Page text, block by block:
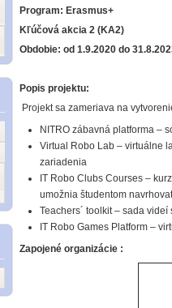
Program: Erasmus+
Kľúčová akcia 2 (KA2)
Obdobie: od 1.9.2020 do
Popis projektu:
Projekt sa zameriava na
NITRO zábavná platforma –
Virtual Robo Lab – virtuálne
zariadenia
IT Robo Clubs Courses –
umožnia študentom
Teachers´ toolkit – sada
IT Robo Games Platform –
Zapojené organizácie :